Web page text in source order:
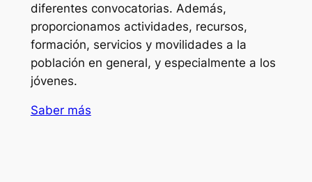
diferentes convocatorias. Además,
proporcionamos actividades, recursos,
formación, servicios y movilidades a la
población en general, y especialmente a los
jóvenes.
Saber más